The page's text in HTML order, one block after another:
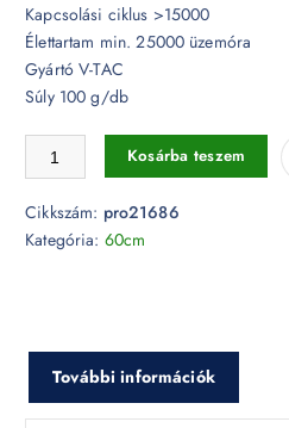
Kapcsolási ciklus >15000
Élettartam min. 25000 üzemóra
Gyártó V-TAC
Súly 100 g/db
7,5W LED fénycső T8 Samsung
Kosárba teszem
Cikkszám: pro21686
Kategória: 60cm
További információk